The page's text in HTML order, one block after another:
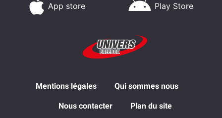
App store Play Store
Mentions légales Qui sommes nous
Nous contacter Plan du site